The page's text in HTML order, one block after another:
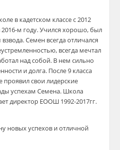
в кадетском классе с 2012
2016-м году. Учился хорошо, был
Семен всегда отличался
всегда мечтал
над собой. В нем сильно
и долга. После 9 класса
проявил свои лидерские
успехам Семена. Школа
директор ЕООШ 1992-2017гг.
новых успехов и отличной